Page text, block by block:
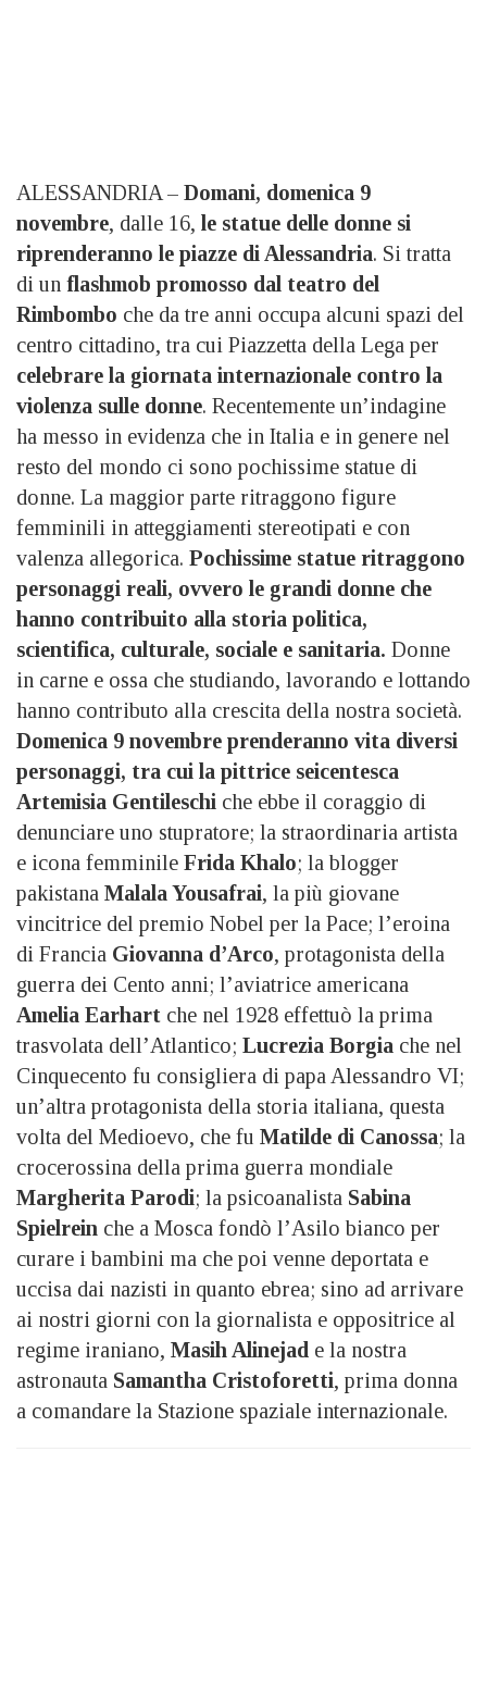
ALESSANDRIA – Domani, domenica 9
novembre, dalle 16, le statue delle donne si
riprenderanno le piazze di Alessandria. Si tratta
di un flashmob promosso dal teatro del
Rimbombo che da tre anni occupa alcuni spazi del
centro cittadino, tra cui Piazzetta della Lega per
celebrare la giornata internazionale contro la
violenza sulle donne. Recentemente un’indagine
ha messo in evidenza che in Italia e in genere nel
resto del mondo ci sono pochissime statue di
donne. La maggior parte ritraggono figure
femminili in atteggiamenti stereotipati e con
valenza allegorica. Pochissime statue ritraggono
personaggi reali, ovvero le grandi donne che
hanno contribuito alla storia politica,
scientifica, culturale, sociale e sanitaria. Donne
in carne e ossa che studiando, lavorando e lottando
hanno contributo alla crescita della nostra società.
Domenica 9 novembre prenderanno vita diversi
personaggi, tra cui la pittrice seicentesca
Artemisia Gentileschi che ebbe il coraggio di
denunciare uno stupratore; la straordinaria artista
e icona femminile Frida Khalo; la blogger
pakistana Malala Yousafrai, la più giovane
vincitrice del premio Nobel per la Pace; l’eroina
di Francia Giovanna d’Arco, protagonista della
guerra dei Cento anni; l’aviatrice americana
Amelia Earhart che nel 1928 effettuò la prima
trasvolata dell’Atlantico; Lucrezia Borgia che nel
Cinquecento fu consigliera di papa Alessandro VI;
un’altra protagonista della storia italiana, questa
volta del Medioevo, che fu Matilde di Canossa; la
crocerossina della prima guerra mondiale
Margherita Parodi; la psicoanalista Sabina
Spielrein che a Mosca fondò l’Asilo bianco per
curare i bambini ma che poi venne deportata e
uccisa dai nazisti in quanto ebrea; sino ad arrivare
ai nostri giorni con la giornalista e oppositrice al
regime iraniano, Masih Alinejad e la nostra
astronauta Samantha Cristoforetti, prima donna
a comandare la Stazione spaziale internazionale.